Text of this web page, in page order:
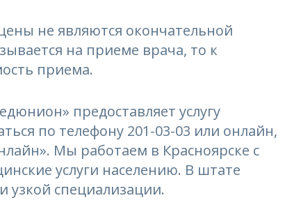
не являются окончательной
на приеме врача, то к
приема.
предоставляет услугу
по телефону 201-03-03 или онлайн,
Мы работаем в Красноярске с
услуги населению. В штате
узкой специализации.